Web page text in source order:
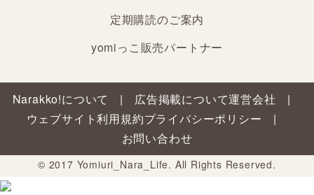
定期購読のご案内
yomiっこ販売パートナー
Narakko!について 広告掲載について運営会社
ウェブサイト利用規約プライバシーポリシー
お問い合わせ
© 2017 Yomiuri_Nara_Life. All Rights Reserved.